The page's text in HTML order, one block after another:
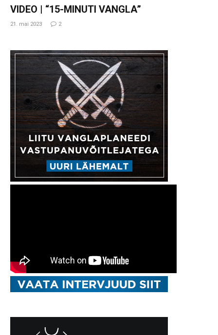
VIDEO | “15-MINUTI VANGLA”
21. mai 2023 2